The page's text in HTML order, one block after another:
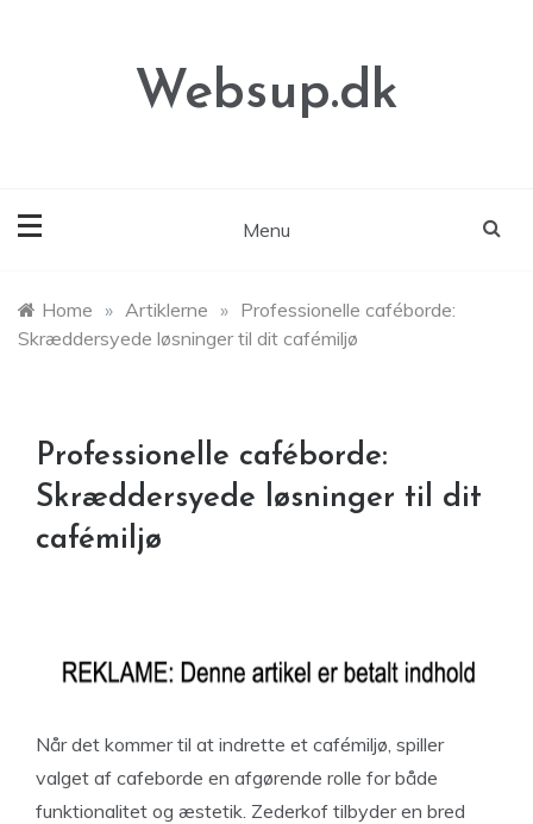
Websup.dk
Menu
Home » Artiklerne » Professionelle caféborde:
Skræddersyede løsninger til dit cafémiljø
Professionelle caféborde:
Skræddersyede løsninger til dit
cafémiljø
Når det kommer til at indrette et cafémiljø, spiller
valget af cafeborde en afgørende rolle for både
funktionalitet og æstetik. Zederkof tilbyder en bred